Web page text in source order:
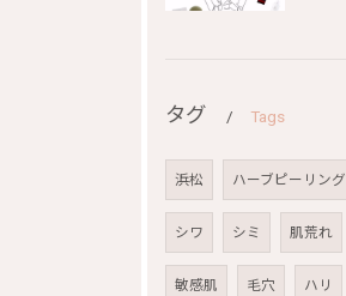
タグ Tags
浜松 ハーブピーリング
シワ シミ 肌荒れ
敏感肌 毛穴 ハリ